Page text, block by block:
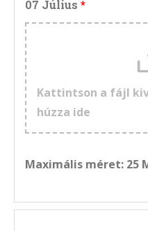
07 Július
Kattintson a fájl
húzza ide
Maximális méret: 25